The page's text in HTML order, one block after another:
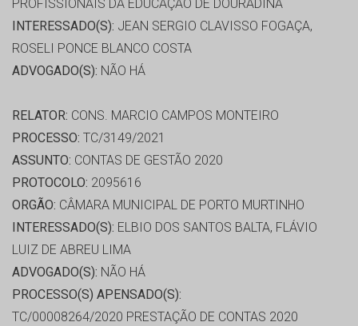
PROFISSIONAIS DA EDUCAÇÃO DE DOURADINA
INTERESSADO(S): JEAN SERGIO CLAVISSO FOGAÇA,
ROSELI PONCE BLANCO COSTA
ADVOGADO(S): NÃO HÁ
RELATOR: CONS. MARCIO CAMPOS MONTEIRO
PROCESSO: TC/3149/2021
ASSUNTO: CONTAS DE GESTÃO 2020
PROTOCOLO: 2095616
ORGÃO: CÂMARA MUNICIPAL DE PORTO MURTINHO
INTERESSADO(S): ELBIO DOS SANTOS BALTA, FLÁVIO
LUIZ DE ABREU LIMA
ADVOGADO(S): NÃO HÁ
PROCESSO(S) APENSADO(S):
TC/00008264/2020 PRESTAÇÃO DE CONTAS 2020